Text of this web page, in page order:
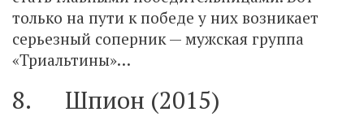
только на пути к победе у них возникает
серьезный соперник — мужская группа
«Триальтины»…
8. Шпион (2015)